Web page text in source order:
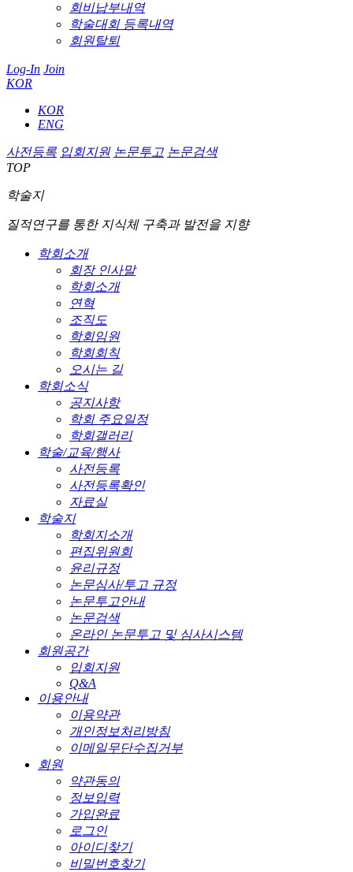
회비납부내역
학술대회 등록내역
회원탈퇴
Log-In Join
KOR
KOR
ENG
사전등록 입회지원 논문투고 논문검색
TOP
학술지
질적연구를 통한 지식체 구축과 발전을 지향
학회소개
회장 인사말
학회소개
연혁
조직도
학회임원
학회회칙
오시는 길
학회소식
공지사항
학회 주요일정
학회갤러리
학술/교육/행사
사전등록
사전등록확인
자료실
학술지
학회지소개
편집위원회
윤리규정
논문심사/투고 규정
논문투고안내
논문검색
온라인 논문투고 및 심사시스템
회원공간
입회지원
Q&A
이용안내
이용약관
개인정보처리방침
이메일무단수집거부
회원
약관동의
정보입력
가입완료
로그인
아이디찾기
비밀번호찾기